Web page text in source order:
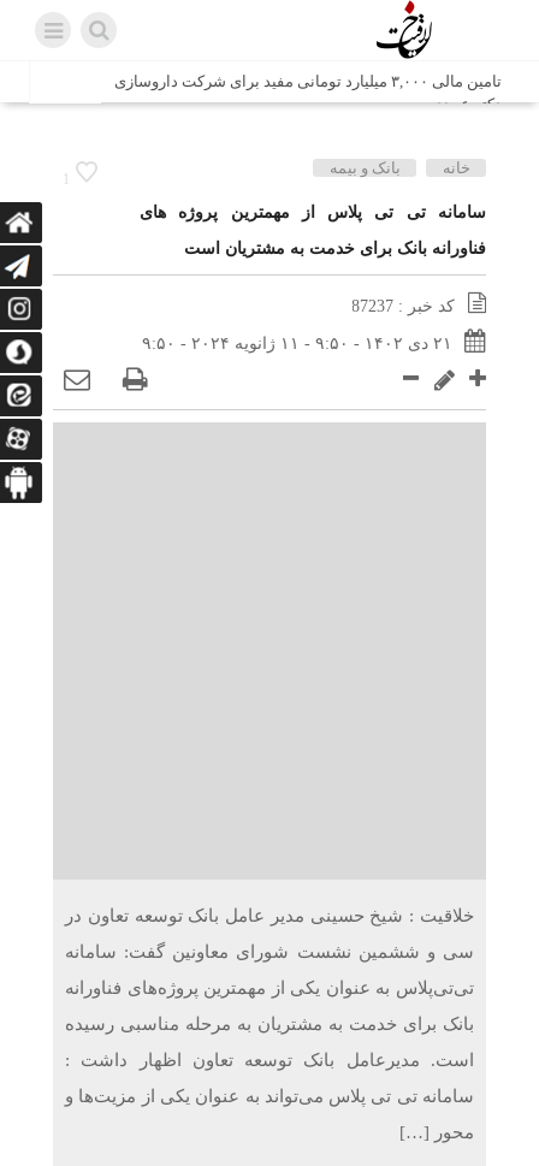
تامین مالی ۳,۰۰۰ میلیارد تومانی مفید برای شرکت داروسازی
دکتر عبیدی
شش وزیر کابینه پاکستان با حضور در سفارت ایران در اسلام
اتابک: ظرفیت های جدید همکاری‌های تجاری ایران و پاکستان با
محوریت بخش خصوصی فعال می‌شود
در مسیر جا‌مانده‌ها، دل‌ها به کربلا رسیده است
وزیر صمت خواستار پیگیری کانتینرهای ایرانی در بندر کراچی
شد / تجارت ۱۰ میلیارد دلاری ایران و پاکستان
1
خانه بانک و بیمه
سامانه تی تی پلاس از مهمترین پروژه های
فناورانه بانک برای خدمت به مشتریان است
کد خبر : 87237
۲۱ دی ۱۴۰۲ - ۹:۵۰ - ۱۱ ژانویه ۲۰۲۴ - ۹:۵۰
خلاقیت : شیخ حسینی مدیر عامل بانک توسعه تعاون در
سی و ششمین نشست شورای معاونین گفت: سامانه
تی‌تی‌پلاس به عنوان یکی از مهمترین پروژه‌های فناورانه
بانک برای خدمت به مشتریان به مرحله مناسبی رسیده
است. مدیرعامل بانک توسعه تعاون اظهار داشت :
سامانه تی تی پلاس می‌تواند به عنوان یکی از مزیت‌ها و
محور […]